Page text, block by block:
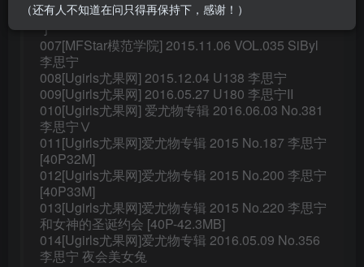
006[FEILIN嗲囡囡] 2016.03.24 VN.016 SiByl李思
宁
007[MFStar模范学院] 2015.11.06 VOL.035 SiByl
李思宁
008[Ugirls尤果网] 2015.12.04 U138 李思宁
009[Ugirls尤果网] 2016.05.27 U180 李思宁II
010[Ugirls尤果网] 爱尤物专辑 2016.06.03 No.381
李思宁Ⅴ
011[Ugirls尤果网]爱尤物专辑 2015 No.187 李思宁
[40P32M]
012[Ugirls尤果网]爱尤物专辑 2015 No.200 李思宁
[40P33M]
013[Ugirls尤果网]爱尤物专辑 2015 No.220 李思宁
和女神的圣诞约会 [40P-42.3MB]
014[Ugirls尤果网]爱尤物专辑 2016.05.09 No.356
李思宁 夜会美女兔
（还有人不知道在问只得再保持下，感谢！）